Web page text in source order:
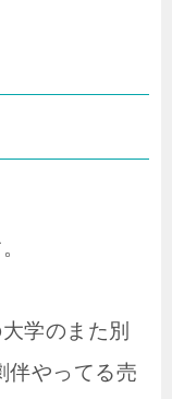
学のまた別
伴やってる売